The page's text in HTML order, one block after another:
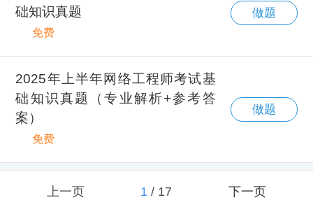
础知识真题
免费
做题
2025年上半年网络工程师考试基
础知识真题（专业解析+参考答
案）
免费
做题
上一页 1/ 17 下一页